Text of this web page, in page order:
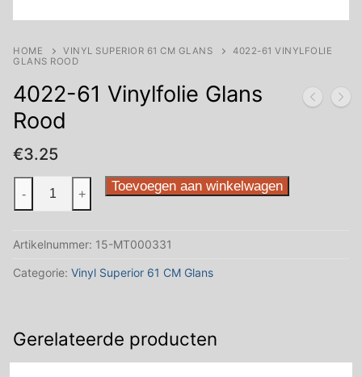
HOME VINYL SUPERIOR 61 CM GLANS
4022-61 VINYLFOLIE
GLANS ROOD
4022-61 Vinylfolie Glans
Rood
€3.25
61
Glans
Rood
- + Toevoegen aan winkelwagen
Artikelnummer: 15-MT000331
Categorie: Vinyl Superior 61 CM Glans
Gerelateerde producten